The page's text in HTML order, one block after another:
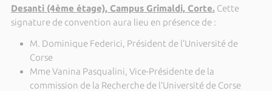
Desanti (4ème étage), Campus Grimaldi, Corte. Cette
signature de convention aura lieu en présence de :
M. Dominique Federici, Président de l’Université de
Corse
Mme Vanina Pasqualini, Vice-Présidente de la
commission de la Recherche de l’Université de Corse